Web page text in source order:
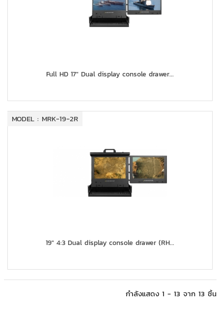
Full HD 17" Dual display console drawer...
MODEL : MRK-19-2R
19" 4:3 Dual display console drawer (RH...
กำลังแสดง 1 - 13 จาก 13 ชิ้น